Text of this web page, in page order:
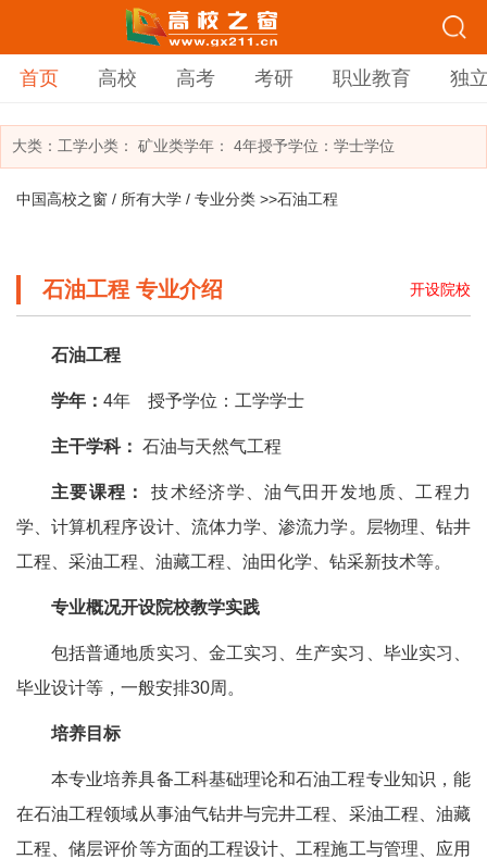
首页 高校 高考 考研 职业教育 独
大类： 工学小类： 矿业类学年： 4年授予学位：学士学位
中国高校之窗 / 所有大学 / 专业分类 >>石油工程
石油工程 专业介绍 开设院校
石油工程
学年： 4年 授予学位：工学学士
主干学科： 石油与天然气工程
主要课程：
技术经济学、油气田开发地质、工程力
学、计算机程序设计、流体力学、渗流力学。层物理、钻井
工程、采油工程、油藏工程、油田化学、钻采新技术等。
专业概况开设院校教学实践
包括普通地质实习、金工实习、生产实习、毕业实习、
毕业设计等，一般安排30周。
培养目标
本专业培养具备工科基础理论和石油工程专业知识，能
在石油工程领域从事油气钻井与完井工程、采油工程、油藏
工程、储层评价等方面的工程设计、工程施工与管理、应用